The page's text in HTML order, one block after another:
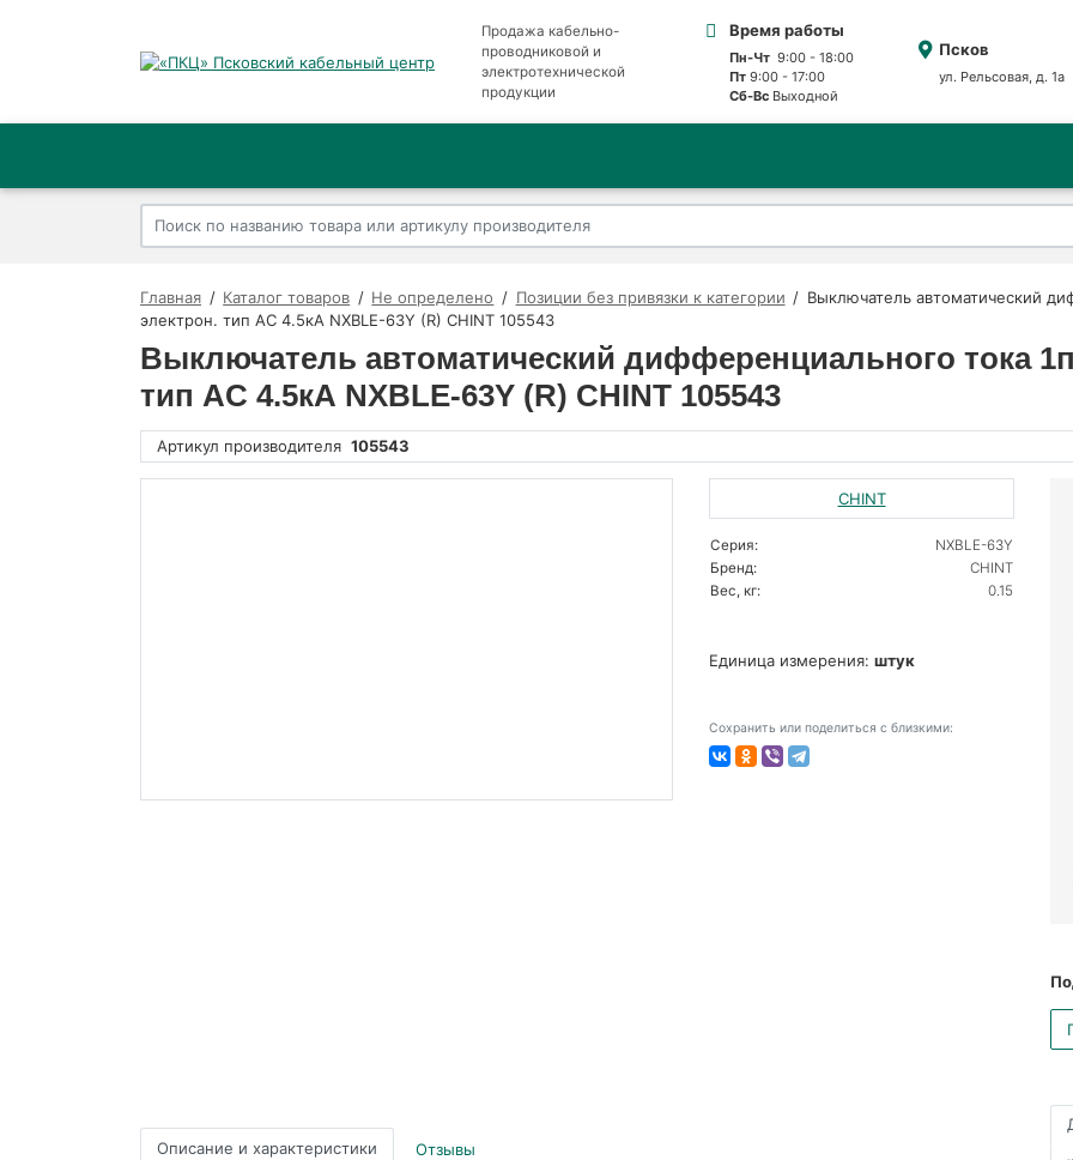
Продажа кабельно-
проводниковой и
электротехнической
продукции
Время работы
Пн-Чт9:00 - 18:00
Пт9:00 - 17:00
Сб-ВсВыходной
Псков
ул. Рельсовая, д. 1а
Главная Каталог товаров Не определено Позиции без привязки к категории
Выключатель автоматический
электрон. тип AC 4.5кА NXBLE-63Y (R) CHINT 105543
Выключатель автоматический дифференциального тока
тип AC 4.5кА NXBLE-63Y (R) CHINT 105543
Артикул производителя 105543
CHINT
Серия:
NXBLE-63Y
Бренд:
CHINT
Вес, кг:
0.15
Единица измерения: штук
Сохранить или поделиться с близкими:
Описание и характеристики Отзывы